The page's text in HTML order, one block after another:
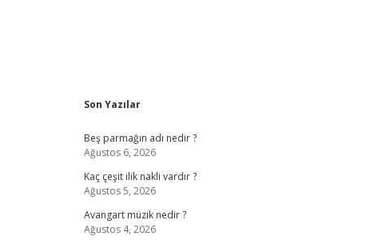
Sidebar
Son Yazılar
Beş parmağın adı nedir ?
Ağustos 6, 2026
Kaç çeşit ilik nakli vardır ?
Ağustos 5, 2026
Avangart müzik nedir ?
Ağustos 4, 2026